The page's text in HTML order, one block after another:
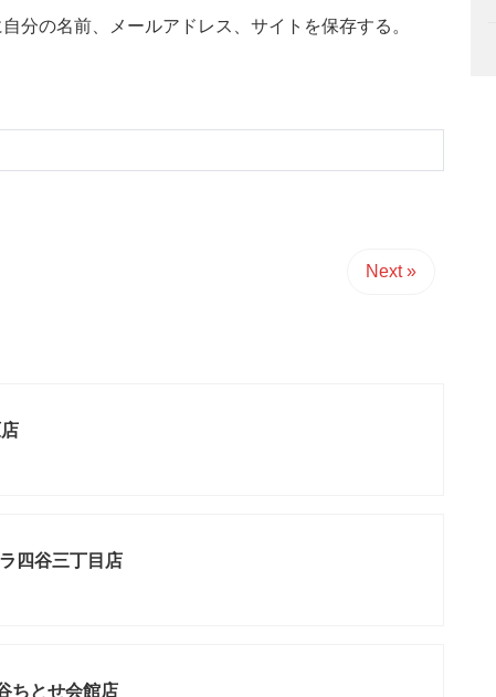
分の名前、メールアドレス、サイトを保存する。
Next »
四谷三丁目店
ちとせ会館店